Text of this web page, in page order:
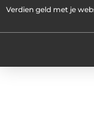
Verdien geld met je